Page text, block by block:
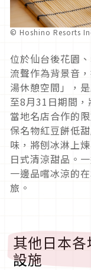
© Hoshino Resorts
位於仙台後花園
流聲作為背景音
湯休憩空間」，
至8月31日期間
當地名店合作的
保名物紅豆餅低
味，將刨冰淋上
日式清涼甜品。
一邊品嚐冰涼的
旅。
其他日本
設施